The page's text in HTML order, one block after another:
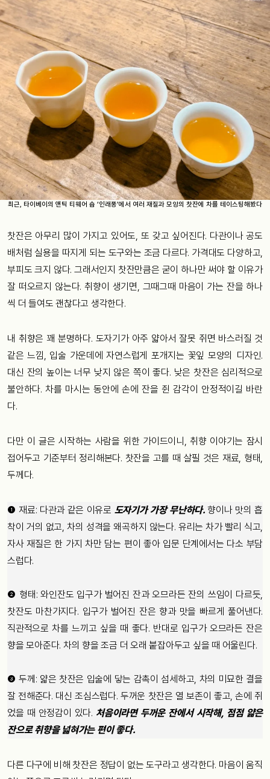
최근, 타이베이의 앤틱 티웨어 숍 ‘인래풍’에서 여러 재질과 모양의 찻잔에 차를 테이스팅해봤다
찻잔은 아무리 많이 가지고 있어도, 또 갖고 싶어진다. 다관이나 공도
배처럼 실용을 따지게 되는 도구와는 조금 다르다. 가격대도 다양하고,
부피도 크지 않다. 그래서인지 찻잔만큼은 굳이 하나만 써야 할 이유가
잘 떠오르지 않는다. 취향이 생기면, 그때그때 마음이 가는 잔을 하나
씩 더 들여도 괜찮다고 생각한다.
내 취향은 꽤 분명하다. 도자기가 아주 얇아서 잘못 쥐면 바스러질 것
같은 느낌, 입술 가운데에 자연스럽게 포개지는 꽃잎 모양의 디자인.
대신 잔의 높이는 너무 낮지 않은 쪽이 좋다. 낮은 찻잔은 심리적으로
불안하다. 차를 마시는 동안에 손에 잔을 쥔 감각이 안정적이길 바란
다.
다만 이 글은 시작하는 사람을 위한 가이드이니, 취향 이야기는 잠시
접어두고 기준부터 정리해본다. 찻잔을 고를 때 살필 것은 재료, 형태,
두께다.
❶ 재료: 다관과 같은 이유로 도자기가 가장 무난하다.향이나 맛의 흡
착이 거의 없고, 차의 성격을 왜곡하지 않는다. 유리는 차가 빨리 식고,
자사 재질은 한 가지 차만 담는 편이 좋아 입문 단계에서는 다소 부담
스럽다.
❷ 형태: 와인잔도 입구가 벌어진 잔과 오므라든 잔의 쓰임이 다르듯,
찻잔도 마찬가지다. 입구가 벌어진 잔은 향과 맛을 빠르게 풀어낸다.
직관적으로 차를 느끼고 싶을 때 좋다. 반대로 입구가 오므라든 잔은
향을 모아준다. 차의 향을 조금 더 오래 붙잡아두고 싶을 때 어울린다.
❸ 두께: 얇은 찻잔은 입술에 닿는 감촉이 섬세하고, 차의 미묘한 결을
잘 전해준다. 대신 조심스럽다. 두꺼운 찻잔은 열 보존이 좋고, 손에 쥐
었을 때 안정감이 있다. 처음이라면 두꺼운 잔에서 시작해, 점점 얇은
잔으로 취향을 넓혀가는 편이 좋다.
다른 다구에 비해 찻잔은 정답이 없는 도구라고 생각한다. 마음이 움직